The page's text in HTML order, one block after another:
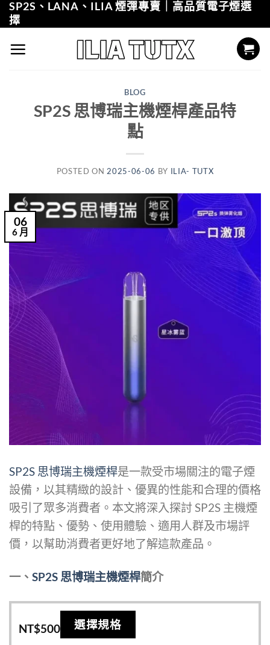
Skip
to
content
SP2S、LANA、ILIA 煙彈專賣｜高品質電子煙選
擇
BLOG
SP2S 思博瑞主機煙桿產品特
點
POSTED ON 2025-06-06 BY ILIA- TUTX
06
6 月
SP2S 思博瑞主機煙桿是一款受市場關注的電子煙
設備，以其精緻的設計、優異的性能和合理的價格
吸引了眾多消費者。本文將深入探討 SP2S 主機煙
桿的特點、優勢、使用體驗、適用人群及市場評
價，以幫助消費者更好地了解這款產品。
一、 SP2S 思博瑞主機煙桿簡介
NT$500 選擇規格